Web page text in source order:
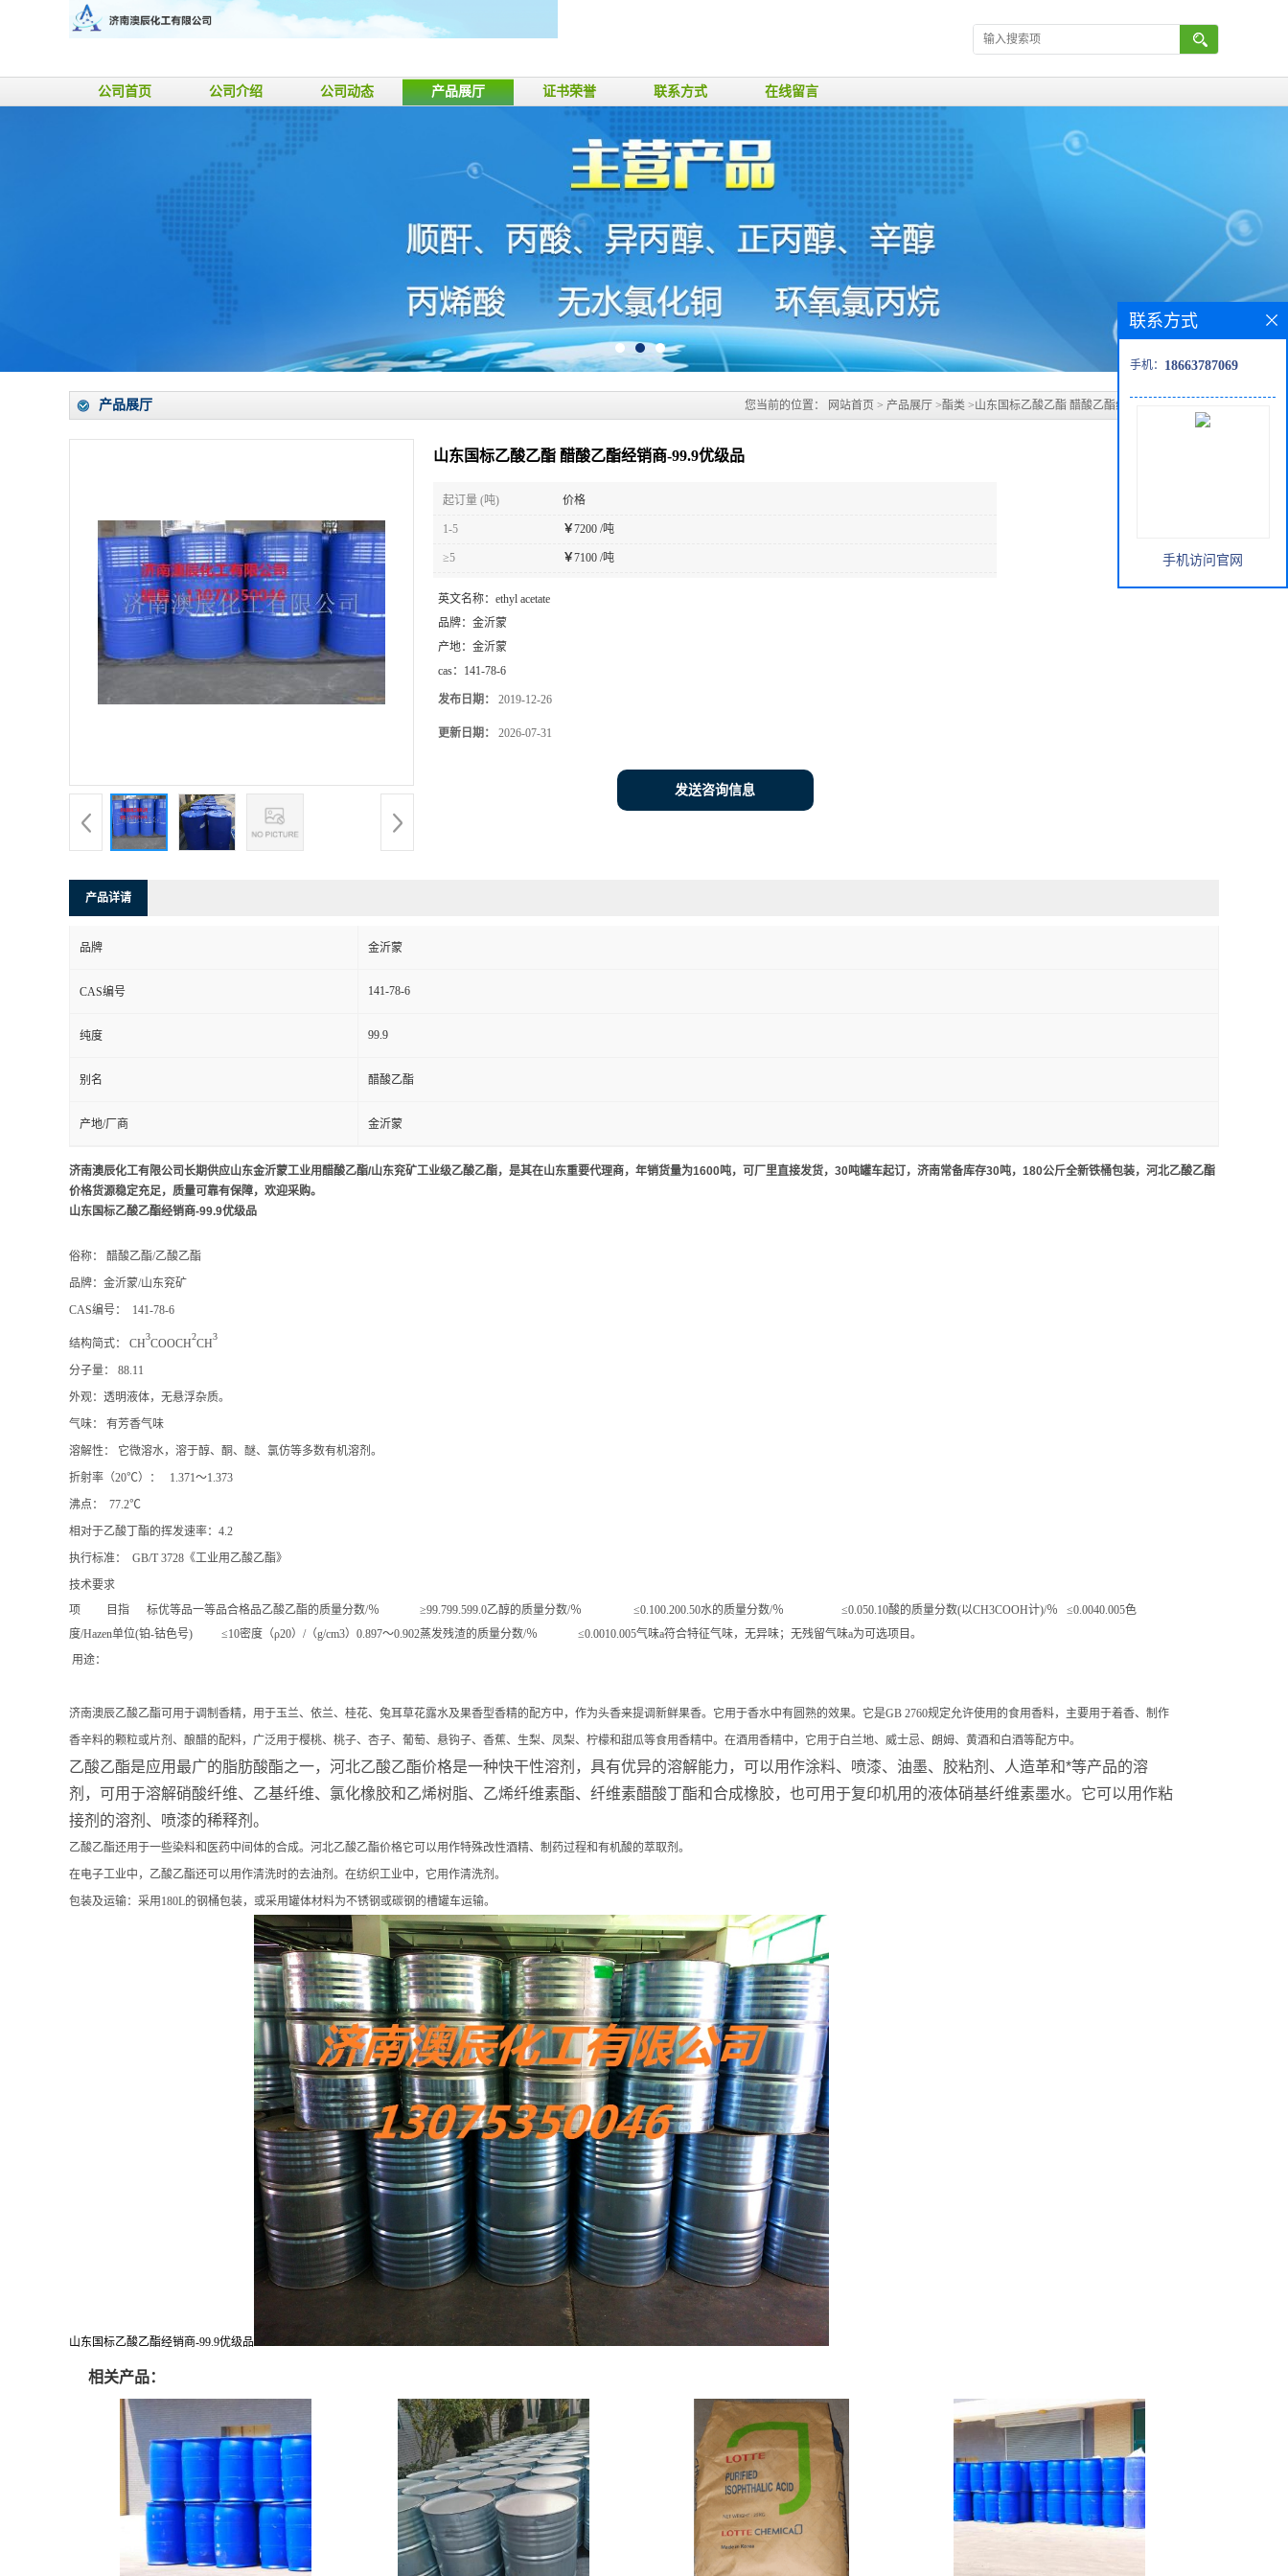
公司首页 公司介绍 公司动态 产品展厅 证书荣誉 联系方式 在线留言
产品展厅 您当前的位置： 网站首页 > 产品展厅 >酯类 >山东国标乙酸乙酯 醋酸乙酯经销商-99.9优级品
山东国标乙酸乙酯 醋酸乙酯经销商-99.9优级品
起订量 (吨) 价格
1-5 ￥7200 /吨
≥5 ￥7100 /吨
英文名称： ethyl acetate
品牌： 金沂蒙
产地： 金沂蒙
cas： 141-78-6
发布日期： 2019-12-26
更新日期： 2026-07-31
发送咨询信息
产品详请
品牌 金沂蒙
CAS编号 141-78-6
纯度 99.9
别名 醋酸乙酯
产地/厂商 金沂蒙
济南澳辰化工有限公司长期供应山东金沂蒙工业用醋酸乙酯/山东兖矿工业级乙酸乙酯，是其在山东重要代理商，年销货量为1600吨，可厂里直接发货，30吨罐车起订，济南常备库存30吨，180公斤全新铁桶包装，河北乙酸乙酯
价格货源稳定充足，质量可靠有保障，欢迎采购。
山东国标乙酸乙酯经销商-99.9优级品
俗称： 醋酸乙酯/乙酸乙酯
品牌：金沂蒙/山东兖矿
CAS编号： 141-78-6
结构简式： CH
3
COOCH
2
CH
3
分子量： 88.11
外观：透明液体，无悬浮杂质。
气味： 有芳香气味
溶解性： 它微溶水，溶于醇、酮、醚、氯仿等多数有机溶剂。
折射率（20℃）： 1.371～1.373
沸点： 77.2℃
相对于乙酸丁酯的挥发速率：4.2
执行标准： GB/T 3728《工业用乙酸乙酯》
技术要求
项 目指 标优等品一等品合格品乙酸乙酯的质量分数/％ ≥99.799.599.0乙醇的质量分数/％ ≤0.100.200.50水的质量分数/％ ≤0.050.10酸的质量分数(以CH3COOH计)/％ ≤0.0040.005色
度/Hazen单位(铂-钴色号) ≤10密度（ρ20）/（g/cm3）0.897～0.902蒸发残渣的质量分数/％ ≤0.0010.005气味a符合特征气味，无异味；无残留气味a为可选项目。
用途：
济南澳辰乙酸乙酯可用于调制香精，用于玉兰、依兰、桂花、兔耳草花露水及果香型香精的配方中，作为头香来提调新鲜果香。它用于香水中有圆熟的效果。它是GB 2760规定允许使用的食用香料，主要用于着香、制作
香辛料的颗粒或片剂、酿醋的配料，广泛用于樱桃、桃子、杏子、葡萄、悬钩子、香蕉、生梨、凤梨、柠檬和甜瓜等食用香精中。在酒用香精中，它用于白兰地、威士忌、朗姆、黄酒和白酒等配方中。
乙酸乙酯是应用最广的脂肪酸酯之一，河北乙酸乙酯价格是一种快干性溶剂，具有优异的溶解能力，可以用作涂料、喷漆、油墨、胶粘剂、人造革和*等产品的溶
剂，可用于溶解硝酸纤维、乙基纤维、氯化橡胶和乙烯树脂、乙烯纤维素酯、纤维素醋酸丁酯和合成橡胶，也可用于复印机用的液体硝基纤维素墨水。它可以用作粘
接剂的溶剂、喷漆的稀释剂。
乙酸乙酯还用于一些染料和医药中间体的合成。河北乙酸乙酯价格它可以用作特殊改性酒精、制药过程和有机酸的萃取剂。
在电子工业中，乙酸乙酯还可以用作清洗时的去油剂。在纺织工业中，它用作清洗剂。
包装及运输：采用180L的钢桶包装，或采用罐体材料为不锈钢或碳钢的槽罐车运输。
山东国标乙酸乙酯经销商-99.9优级品
相关产品：
联系方式
手机： 18663787069
手机访问官网